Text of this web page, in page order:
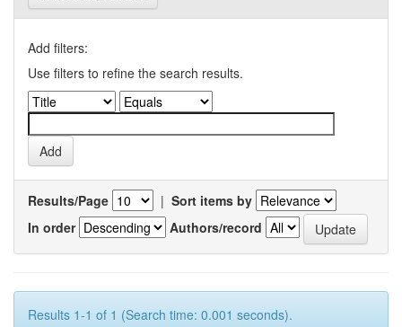
Add filters:
Use filters to refine the search results.
Results/Page | Sort items by
In order
Authors/record
Results 1-1 of 1 (Search time: 0.001 seconds).